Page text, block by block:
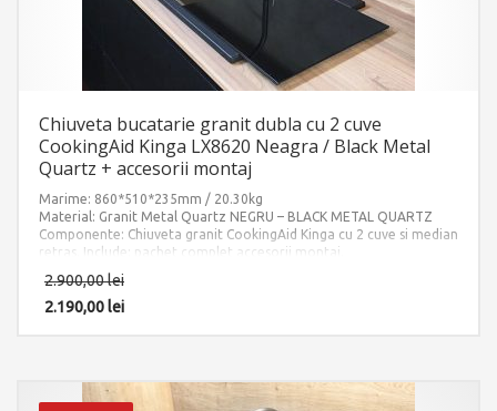
Chiuveta bucatarie granit dubla cu 2 cuve
CookingAid Kinga LX8620 Neagra / Black Metal
Quartz + accesorii montaj
Marime: 860*510*235mm / 20.30kg
Material: Granit Metal Quartz NEGRU – BLACK METAL QUARTZ
Componente: Chiuveta granit CookingAid Kinga cu 2 cuve si median
retras. Include: pachet complet accesorii montaj.
2.900,00lei
2.190,00lei